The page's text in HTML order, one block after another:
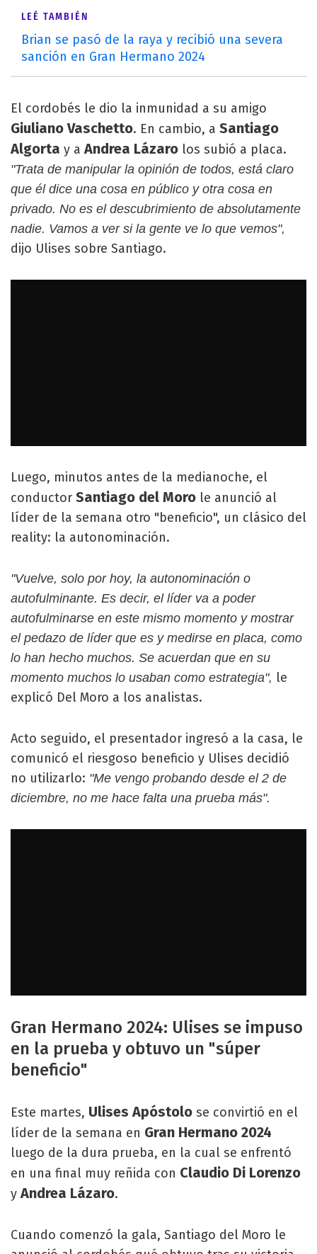
LEÉ TAMBIÉN
Brian se pasó de la raya y recibió una severa
sanción en Gran Hermano 2024
El cordobés le dio la inmunidad a su amigo
Giuliano Vaschetto. En cambio, a Santiago
Algorta y aAndrea Lázaro los subió a placa.
"Trata de manipular la opinión de todos, está claro
que él dice una cosa en público y otra cosa en
privado. No es el descubrimiento de absolutamente
nadie. Vamos a ver si la gente ve lo que vemos",
dijo Ulises sobre Santiago.
Luego, minutos antes de la medianoche, el
conductor Santiago del Moro le anunció al
líder de la semana otro "beneficio", un clásico del
reality: la autonominación.
"Vuelve, solo por hoy, la autonominación o
autofulminante. Es decir, el líder va a poder
autofulminarse en este mismo momento y mostrar
el pedazo de líder que es y medirse en placa, como
lo han hecho muchos. Se acuerdan que en su
momento muchos lo usaban como estrategia", le
explicó Del Moro a los analistas.
Acto seguido, el presentador ingresó a la casa, le
comunicó el riesgoso beneficio y Ulises decidió
no utilizarlo: "Me vengo probando desde el 2 de
diciembre, no me hace falta una prueba más".
Gran Hermano 2024: Ulises se impuso
en la prueba y obtuvo un "súper
beneficio"
Este martes, Ulises Apóstolo se convirtió en el
líder de la semana en Gran Hermano 2024
luego de la dura prueba, en la cual se enfrentó
en una final muy reñida con Claudio Di Lorenzo
yAndrea Lázaro.
Cuando comenzó la gala, Santiago del Moro le